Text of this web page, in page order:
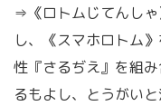
⇒《ロトムじてんし
し、《スマホロトム
性『さるぢえ』を組
るもよし、とうがい